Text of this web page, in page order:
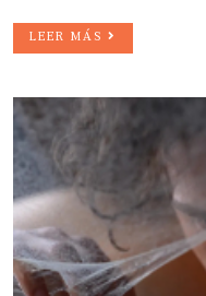
LEER MÁS